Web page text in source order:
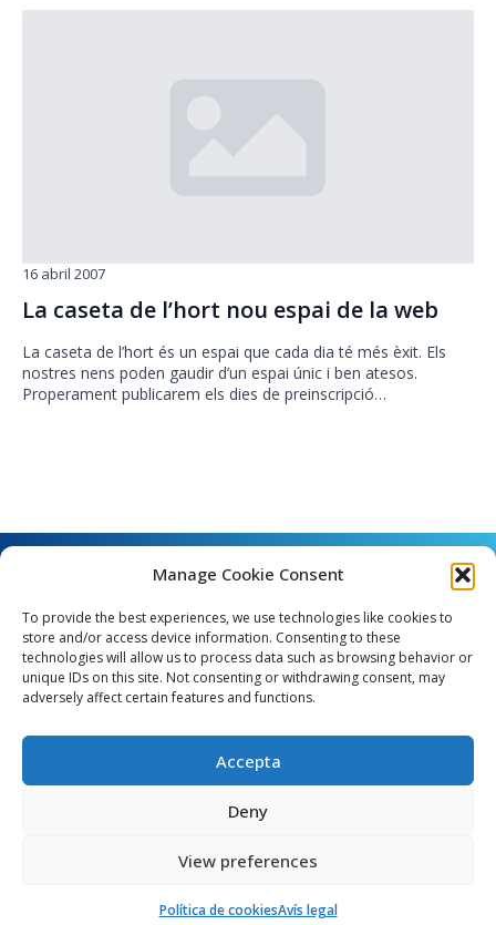
Manage Cookie Consent
To provide the best experiences, we use technologies like cookies to
store and/or access device information. Consenting to these
technologies will allow us to process data such as browsing behavior or
unique IDs on this site. Not consenting or withdrawing consent, may
adversely affect certain features and functions.
Accepta
Deny
View preferences
Política de cookiesAvís legal
La caseta de l’hort nou espai de la web
16 abril 2007
La caseta de l’hort és un espai que cada dia té més èxit. Els
nostres nens poden gaudir d’un espai únic i ben atesos.
Properament publicarem els dies de preinscripció…
Angel Guimerà, 8 - 08289 Copons
e_mail: copons@copons.cat
Crèdits Política de cookies (EU)